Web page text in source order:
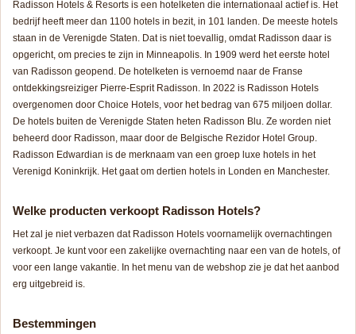
Radisson Hotels & Resorts is een hotelketen die internationaal actief is. Het
bedrijf heeft meer dan 1100 hotels in bezit, in 101 landen. De meeste hotels
staan in de Verenigde Staten. Dat is niet toevallig, omdat Radisson daar is
opgericht, om precies te zijn in Minneapolis. In 1909 werd het eerste hotel
van Radisson geopend. De hotelketen is vernoemd naar de Franse
ontdekkingsreiziger Pierre-Esprit Radisson. In 2022 is Radisson Hotels
overgenomen door Choice Hotels, voor het bedrag van 675 miljoen dollar.
De hotels buiten de Verenigde Staten heten Radisson Blu. Ze worden niet
beheerd door Radisson, maar door de Belgische Rezidor Hotel Group.
Radisson Edwardian is de merknaam van een groep luxe hotels in het
Verenigd Koninkrijk. Het gaat om dertien hotels in Londen en Manchester.
Welke producten verkoopt Radisson Hotels?
Het zal je niet verbazen dat Radisson Hotels voornamelijk overnachtingen
verkoopt. Je kunt voor een zakelijke overnachting naar een van de hotels, of
voor een lange vakantie. In het menu van de webshop zie je dat het aanbod
erg uitgebreid is.
Bestemmingen